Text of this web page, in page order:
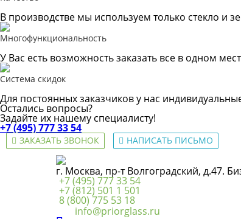
В производстве мы используем только стекло и
Многофункциональность
У Вас есть возможность заказать все в одном
Система скидок
Для постоянных заказчиков у нас
Остались вопросы?
Задайте их нашему специалисту!
+7 (495) 777 33 54
ЗАКАЗАТЬ ЗВОНОК НАПИСАТЬ ПИСЬМО
г. Москва, пр-т Волгоградский, д.47.
+7 (495) 777 33 54
+7 (812) 501 1 501
8 (800) 775 53 18
info@priorglass.ru